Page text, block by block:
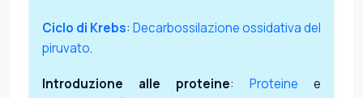
Ciclo di Krebs: Decarbossilazione ossidativa del
piruvato.
Introduzione alle proteine: Proteine e